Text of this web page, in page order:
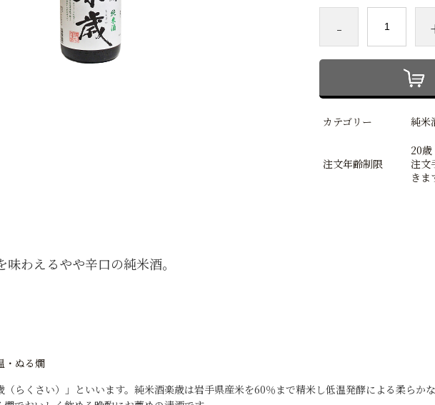
-
カテゴリー 純米
注文年齢制限
20歳
注文
きま
味わえるやや辛口の純米酒。
・ぬる燗
（らくさい）」といいます。純米酒楽歳は岩手県産米を60％まで精米し低温発酵による柔らか